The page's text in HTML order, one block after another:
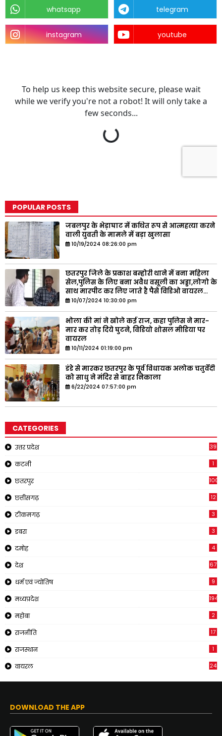
whatsapp telegram
instagram youtube
POPULAR POSTS
जबलपुर के भेड़ाघाट में कथित रूप से आत्महत्या करने
वाली युवती के मामले में बड़ा खुलासा
10/19/2024 08:26:00 pm
छतरपुर जिले के प्रकाश बम्होरी थाने में बना महिला
सेल,पुलिस के लिए बना अवैध वसूली का अड्डा,लोगो के
साथ मारपीट कर लिए जाते है पैसे विडिओ वायरल...
10/07/2024 10:30:00 pm
भोला की मां ने खोले कई राज, कहा पुलिस ने मार-
मार कर तोड़ दिये घुटने, विडियो शोसल मीडिया पर
वायरल
10/11/2024 01:19:00 pm
डंडे से मारकर छतरपुर के पूर्व विधायक अलोक चतुर्वेदी
को साधु ने मंदिर से बाहर निकाला
6/22/2024 07:57:00 pm
CATEGORIES
उत्तर प्रदेश 39
कटनी 1
छतरपुर 1001
छत्तीसगढ़ 12
टीकमगढ़ 3
डबरा 3
दमोह 4
देश 67
धर्म एवं ज्योतिष 9
मध्यप्रदेश 194
महोबा 2
राजनीति 17
राजस्थान 1
वायरल 24
DOWNLOAD THE APP